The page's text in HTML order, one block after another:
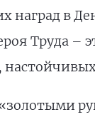
наград в
Труда –